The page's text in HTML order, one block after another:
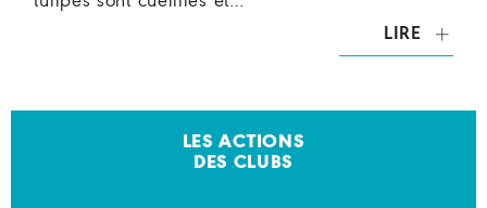
LIRE
LES ACTIONS
DES CLUBS